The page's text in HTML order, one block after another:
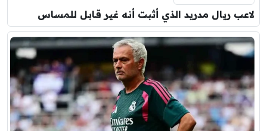
لاعب ريال مدريد الذي أثبت أنه غير قابل للمساس